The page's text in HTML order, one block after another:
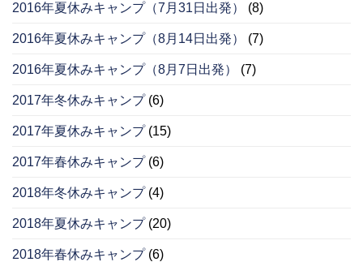
2016年夏休みキャンプ（7月31日出発） (8)
2016年夏休みキャンプ（8月14日出発） (7)
2016年夏休みキャンプ（8月7日出発） (7)
2017年冬休みキャンプ(6)
2017年夏休みキャンプ(15)
2017年春休みキャンプ(6)
2018年冬休みキャンプ(4)
2018年夏休みキャンプ(20)
2018年春休みキャンプ(6)